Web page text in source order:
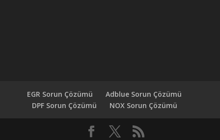
EGR Sorun Çözümü
Adblue Sorun Çözümü
DPF Sorun Çözümü
NOX Sorun Çözümü